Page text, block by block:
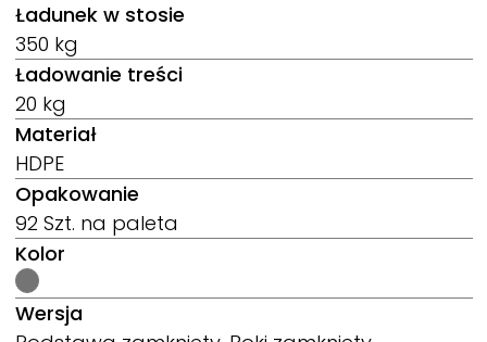
Ładunek w stosie
350 kg
Ładowanie treści
20 kg
Materiał
HDPE
Opakowanie
92 Szt. na paleta
Kolor
Wersja